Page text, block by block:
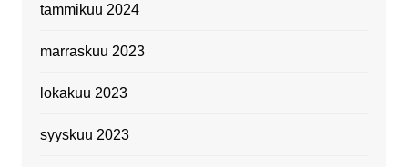
tammikuu 2024
marraskuu 2023
lokakuu 2023
syyskuu 2023